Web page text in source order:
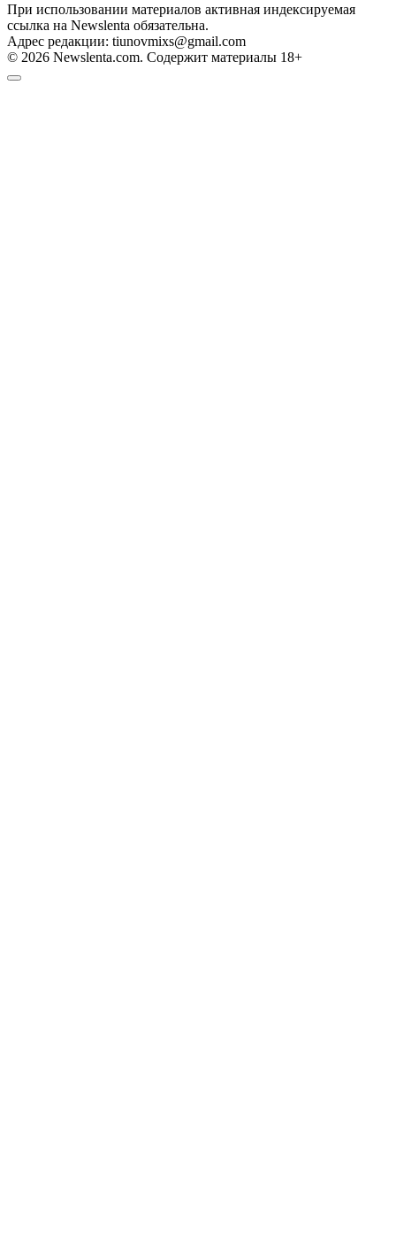
При использовании материалов активная индексируемая
ссылка на Newslenta обязательна.
Адрес редакции: tiunovmixs@gmail.com
© 2026 Newslenta.com. Содержит материалы 18+